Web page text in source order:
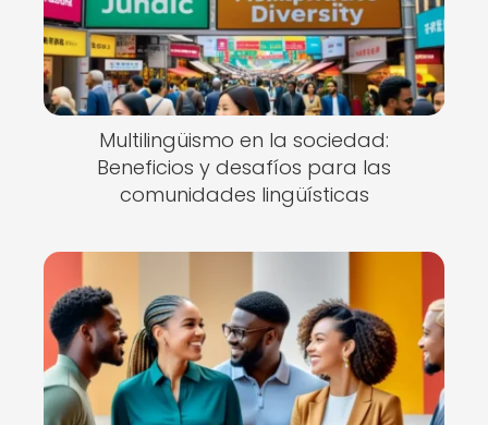
Multilingüismo en la sociedad:
Beneficios y desafíos para las
comunidades lingüísticas